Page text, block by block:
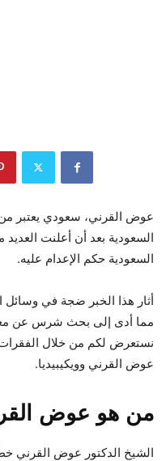
عوض القرني، سعودي يعتبر من
السعودية بعد أن أعلنت العديد
السعودية حكم الإعدام عليه.
أثار هذا الخبر ضجة في وسائل
مما أدى إلى بحث شرس عن
نستعرض لكم من خلال الفقرات
عوض القرني وويكيبيديا.
من هو عوض
الشيخ الدكتور عوض القرني